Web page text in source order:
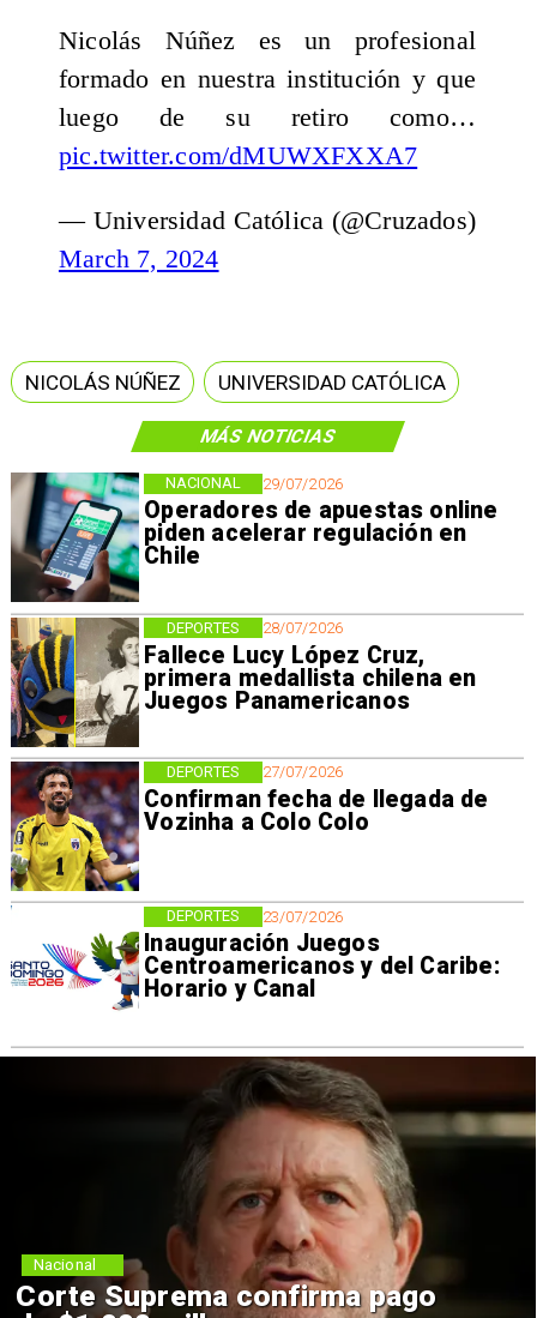
MÁS NOTICIAS
29/07/2026
Operadores de apuestas online
piden acelerar regulación en
Chile
NACIONAL
28/07/2026
Fallece Lucy López Cruz,
primera medallista chilena en
Juegos Panamericanos
DEPORTES
27/07/2026
Confirman fecha de llegada de
Vozinha a Colo Colo
DEPORTES
23/07/2026
Inauguración Juegos
Centroamericanos y del Caribe:
Horario y Canal
DEPORTES
Nicolás Núñez es un profesional
formado en nuestra institución y que
luego de su retiro como…
pic.twitter.com/dMUWXFXXA7
— Universidad Católica (@Cruzados)
March 7, 2024
NICOLÁS NÚÑEZ UNIVERSIDAD CATÓLICA
Corte Suprema confirma pago
Nacional